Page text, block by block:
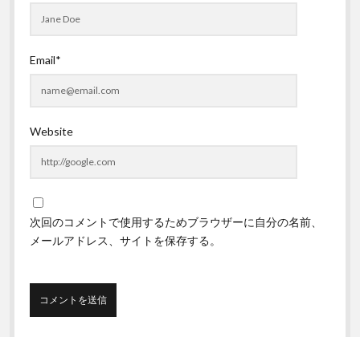
Email*
Website
次回のコメントで使用するためブラウザーに自分の名前、
メールアドレス、サイトを保存する。